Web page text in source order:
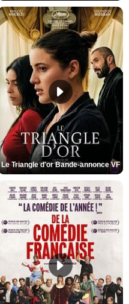
Le Triangle d'or Bande-annonce VF